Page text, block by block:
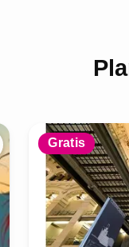
Gratis